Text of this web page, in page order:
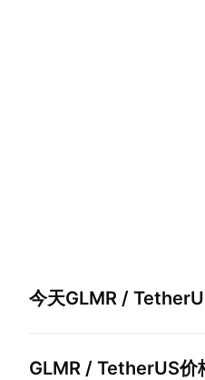
今天GLMR /
GLMR / TetherUS价